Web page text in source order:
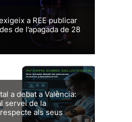
a REE publicar
de l’apagada de 28
a debat a València:
servei de la
als seus